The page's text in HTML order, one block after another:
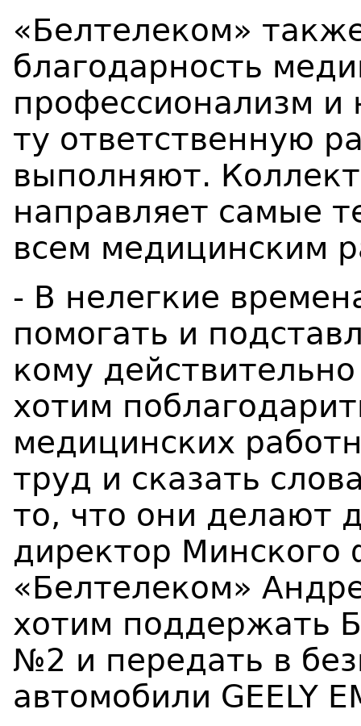
«Белтелеком»
благодарность
профессионализм
ту ответственную
выполняют.
направляет самые
всем медицинским
- В нелегкие
помогать и
кому
хотим
медицинских
труд и сказать
то, что они делают
директор Минского
«Белтелеком»
хотим поддержать
№2 и передать в
автомобили GEELY